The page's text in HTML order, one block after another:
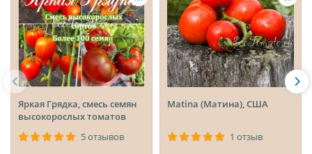
Яркая Грядка, смесь семян
высокорослых томатов
5 отзывов
Matina (Матина), США
1 отзыв